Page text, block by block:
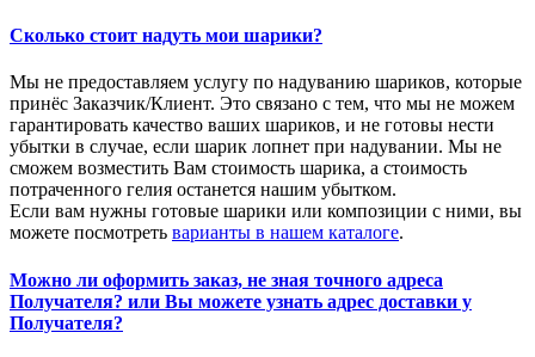
Сколько стоит надуть мои шарики?
Мы не предоставляем услугу по надуванию шариков, которые
принёс Заказчик/Клиент. Это связано с тем, что мы не можем
гарантировать качество ваших шариков, и не готовы нести
убытки в случае, если шарик лопнет при надувании. Мы не
сможем возместить Вам стоимость шарика, а стоимость
потраченного гелия останется нашим убытком.
Если вам нужны готовые шарики или композиции с ними, вы
можете посмотреть варианты в нашем каталоге.
Можно ли оформить заказ, не зная точного адреса
Получателя? или Вы можете узнать адрес доставки у
Получателя?